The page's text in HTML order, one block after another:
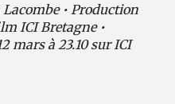
• Production
ICI Bretagne •
mars à 23.10 sur ICI